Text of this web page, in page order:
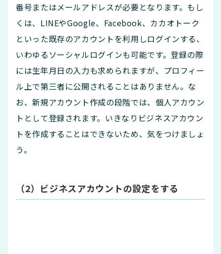
番号またはメールアドレスが必要となります。もし
くは、LINEやGoogle、Facebook、カカオトーク
といった既存のアカウントを利用しログインする、
いわゆるソーシャルログインも可能です。登録の際
には生年月日の入力も求められますが、プロフィー
ル上で第三者に公開されることはありません。な
お、新規アカウント作成の段階では、個人アカウン
トとして登録されます。いきなりビジネスアカウン
トを作成することはできないため、気をつけましょ
う。
（2）ビジネスアカウントの設定をする